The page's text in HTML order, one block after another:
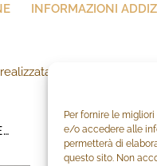
Per fornire le
e/o accedere alle
permetterà di
questo sito. Non
INFORMAZIONI
in resina e